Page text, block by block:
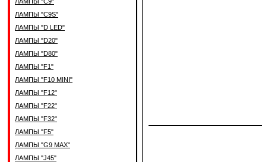
ЛАМПЫ "C9S"
ЛАМПЫ "D LED"
ЛАМПЫ "D20"
ЛАМПЫ "D80"
ЛАМПЫ "F1"
ЛАМПЫ "F10 MINI"
ЛАМПЫ "F12"
ЛАМПЫ "F22"
ЛАМПЫ "F32"
ЛАМПЫ "F5"
ЛАМПЫ "G9 MAX"
ЛАМПЫ "J45"